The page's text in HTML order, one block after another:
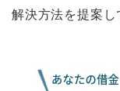
解決方法を提案し